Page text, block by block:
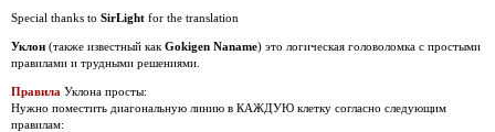
Special thanks to SirLight for the translation
Уклон (также известный как Gokigen Naname) это логическая головоломка с простыми
правилами и трудными решениями.
Правила Уклона просты:
Нужно поместить диагональную линию в КАЖДУЮ клетку согласно следующим
правилам: